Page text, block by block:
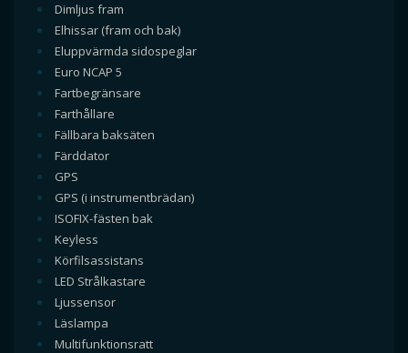
Dimljus fram
Elhissar (fram och bak)
Eluppvärmda sidospeglar
Euro NCAP 5
Fartbegränsare
Farthållare
Fällbara baksäten
Färddator
GPS
GPS (i instrumentbrädan)
ISOFIX-fästen bak
Keyless
Körfilsassistans
LED Strålkastare
Ljussensor
Läslampa
Multifunktionsratt